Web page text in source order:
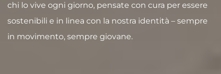
chi lo vive ogni giorno, pensate con cura per essere
sostenibili e in linea con la nostra identità – sempre
in movimento, sempre giovane.